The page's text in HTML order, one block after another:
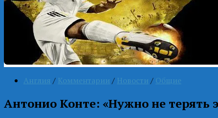
Англия / Комментарии / Новости / Общие
Антонио Конте: «Нужно не терять